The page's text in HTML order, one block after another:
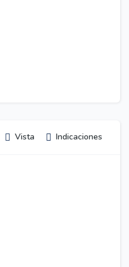
Vista Indicaciones